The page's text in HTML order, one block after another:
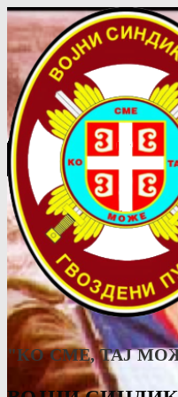
"КО СМЕ, ТАJ